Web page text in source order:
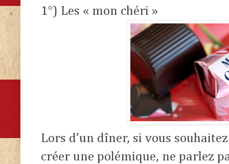
1°) Les « mon chéri »
Lors d’un dîner, si vous
créer une polémique, ne parlez